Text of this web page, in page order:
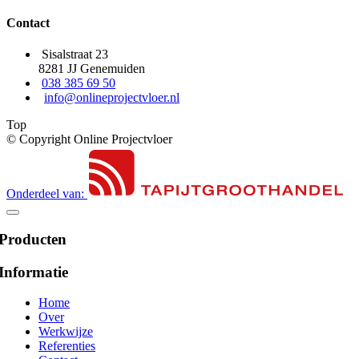
Contact
Sisalstraat 23
8281 JJ Genemuiden
038 385 69 50
info@onlineprojectvloer.nl
Top
© Copyright Online Projectvloer
Onderdeel van:
Home
Over
Werkwijze
Referenties